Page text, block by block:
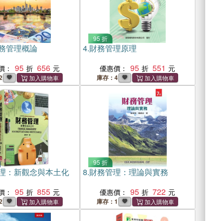
管理概論
： 95 656
95 折
4.財務管理原理
優惠價： 95 551
庫存：4
：新觀念與本土化
： 95 855
95 折
8.財務管理：理論與實務
優惠價： 95 722
庫存：1